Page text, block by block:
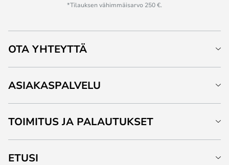
*Tilauksen vähimmäisarvo 250 €.
OTA YHTEYTTÄ
ASIAKASPALVELU
TOIMITUS JA PALAUTUKSET
ETUSI